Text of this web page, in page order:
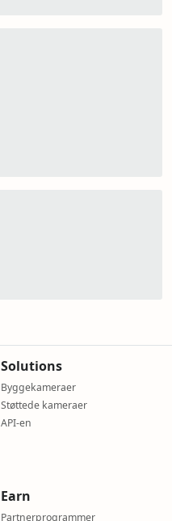
Solutions
Byggekameraer
Støttede kameraer
API-en
Earn
Partnerprogrammer